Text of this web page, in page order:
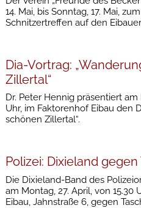
14. Mai, bis Sonntag, 17. Mai,
Schnitzertreffen auf den
Dia-Vortrag:
Zillertal“
Dr. Peter Hennig präsentiert am
Uhr, im Faktorenhof Eibau den
schönen Zillertal“.
Polizei: Dixieland
Die Dixieland-Band des
am Montag, 27. April, von 15.30
Eibau, Jahnstraße 6, gegen